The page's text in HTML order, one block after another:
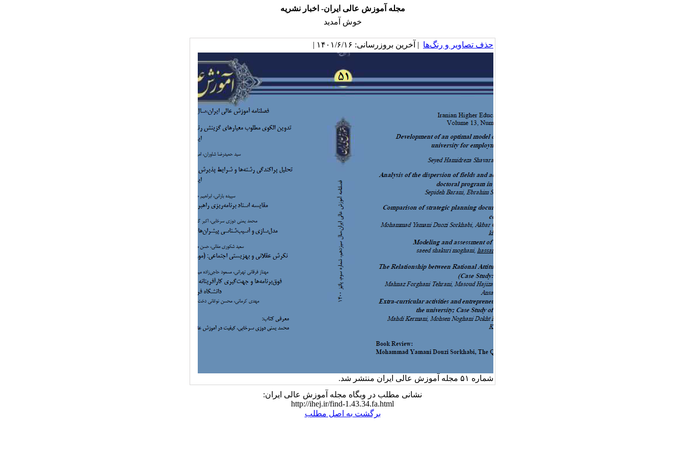
مجله آموزش عالی ایران- اخبار نشریه
خوش آمدید
حذف تصاویر و رنگ‌ها | آخرین بروزرسانی: ۱۴۰۱/۶/۱۶ |
شماره ۵۱ مجله آموزش عالی ایران منتشر شد.
نشانی مطلب در وبگاه مجله آموزش عالی ایران:
http://ihej.ir/find-1.43.34.fa.html
برگشت به اصل مطلب